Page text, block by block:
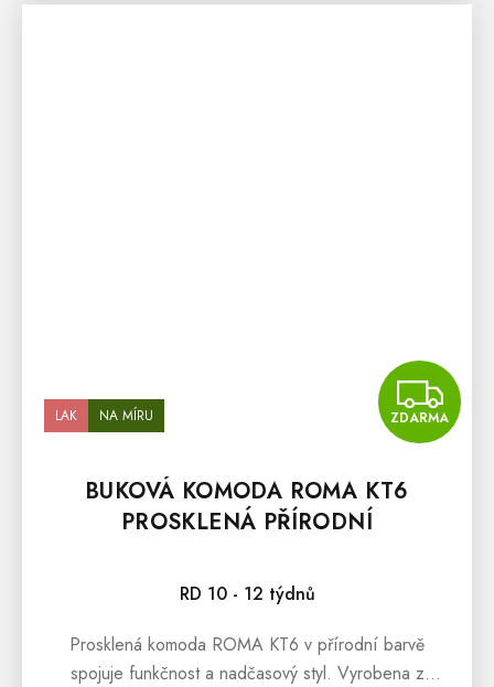
LAK NA MÍRU ZDARMA
BUKOVÁ KOMODA ROMA KT6
PROSKLENÁ PŘÍRODNÍ
RD 10 - 12 týdnů
Prosklená komoda ROMA KT6 v přírodní barvě
spojuje funkčnost a nadčasový styl. Vyrobena z